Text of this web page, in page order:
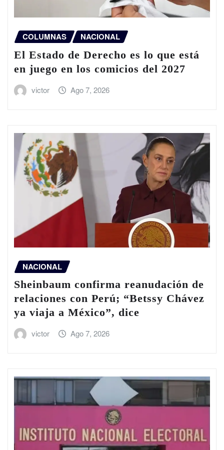
COLUMNAS NACIONAL
El Estado de Derecho es lo que está
en juego en los comicios del 2027
victor Ago 7, 2026
NACIONAL
Sheinbaum confirma reanudación de
relaciones con Perú; “Betssy Chávez
ya viaja a México”, dice
victor Ago 7, 2026